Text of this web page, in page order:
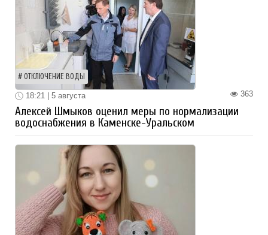
ОТКЛЮЧЕНИЕ ВОДЫ
363
18:21 | 5 августа
Алексей Шмыков оценил меры по нормализации
водоснабжения в Каменске-Уральском